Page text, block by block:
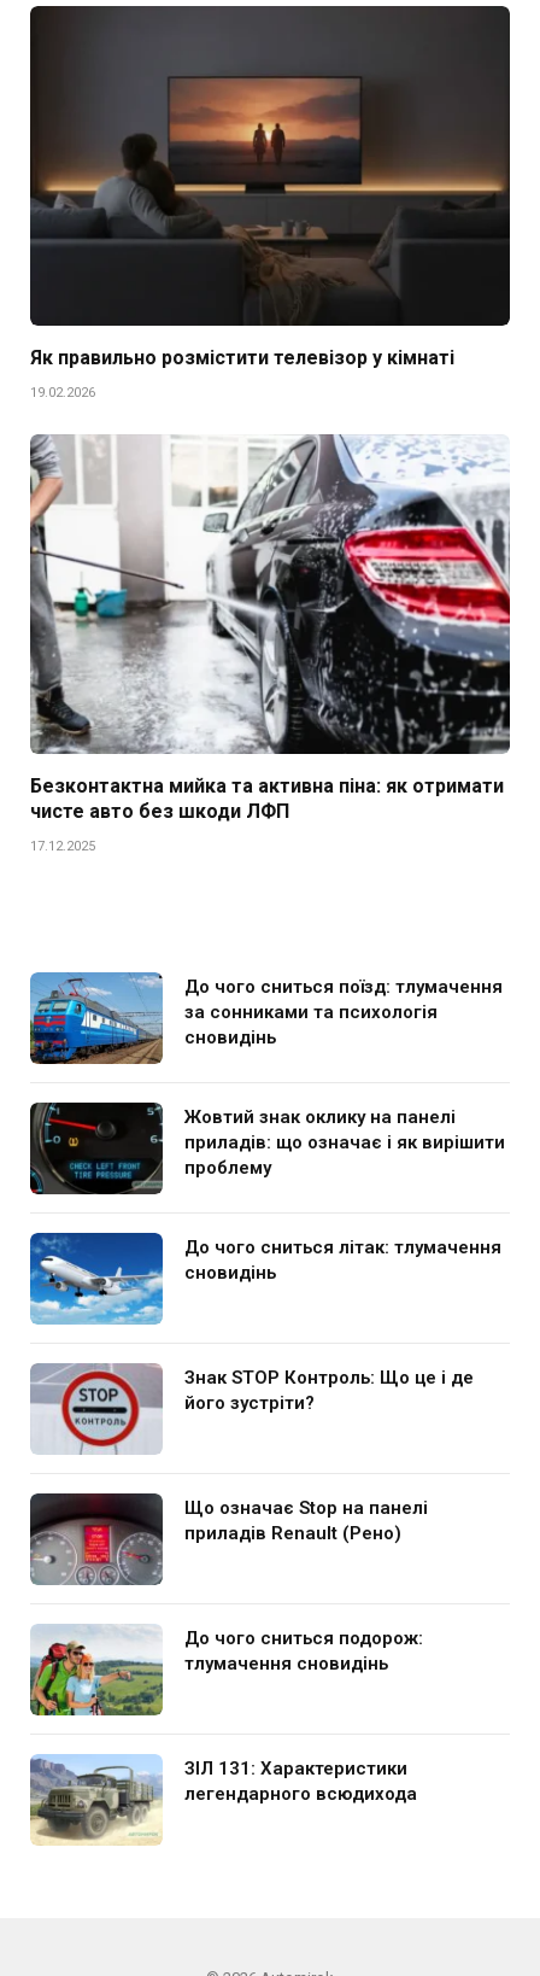
Як правильно розмістити телевізор у кімнаті
19.02.2026
Безконтактна мийка та активна піна: як отримати
чисте авто без шкоди ЛФП
17.12.2025
До чого сниться поїзд: тлумачення
за сонниками та психологія
сновидінь
Жовтий знак оклику на панелі
приладів: що означає і як вирішити
проблему
До чого сниться літак: тлумачення
сновидінь
Знак STOP Контроль: Що це і де
його зустріти?
Що означає Stop на панелі
приладів Renault (Рено)
До чого сниться подорож:
тлумачення сновидінь
ЗІЛ 131: Характеристики
легендарного всюдихода